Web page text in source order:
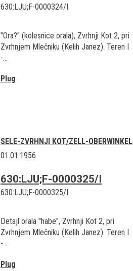
630:LJU;F-0000324/I
"Ora?" (kolesnice orala), Zvrhnji Kot 2, pri
Zvrhnjem Mlečniku (Kelih Janez). Teren I
-...
Plug
SELE-ZVRHNJI KOT/ZELL-OBERWINKEL
01.01.1956
630:LJU;F-0000325/I
630:LJU;F-0000325/I
Detajl orala "habe", Zvrhnji Kot 2, pri
Zvrhnjem Mlečniku (Kelih Janez). Teren I
-...
Plug